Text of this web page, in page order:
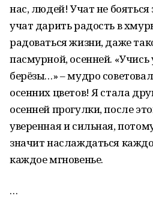
нас, людей! Учат не
учат дарить радость в
радоваться жизни, даже
пасмурной, осенней. «Учись
берёзы…» – мудро
осенних цветов! Я стала
осенней прогулки, после
уверенная и сильная,
значит наслаждаться
каждое мгновенье.
…